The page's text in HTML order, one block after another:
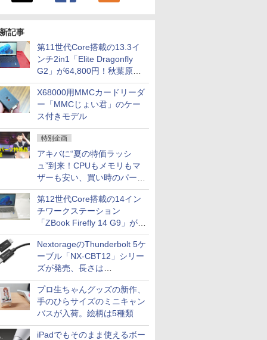
記事
第11世代Core搭載の13.3イ
ンチ2in1「Elite Dragonfly
G2」が64,800円！秋葉原で
中古PCセール
X68000用MMCカードリーダ
ー「MMCじょい君」のケー
ス付きモデル
特別企画
アキバに“夏の特価ラッシ
ュ”到来！CPUもメモリもマ
ザーも安い、買い時のパーツ
は？【8月7日(金)22時配信】
第12世代Core搭載の14イン
チワークステーション
「ZBook Firefly 14 G9」が
79,800円！秋葉原で中古PC
セール
NextorageのThunderbolt 5ケ
ーブル「NX-CBT12」シリー
ズが発売、長さは
30cm/50cm/1mの3種類
プロ生ちゃんグッズの新作、
手のひらサイズのミニキャン
バスが入荷。絵柄は5種類
iPadでもそのまま使えるボー